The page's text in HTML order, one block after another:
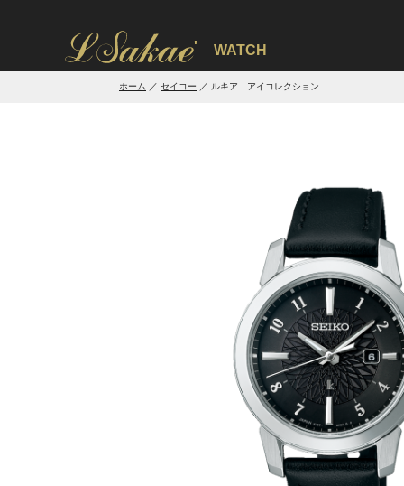
' WATCH
ホーム セイコー ルキア アイコレクション